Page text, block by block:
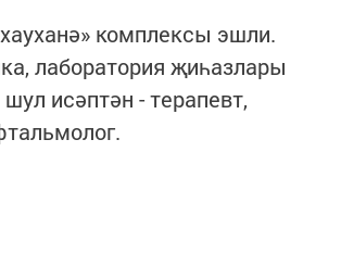
комплексы эшли.
лаборатория җиһазлары
исәптән - терапевт,